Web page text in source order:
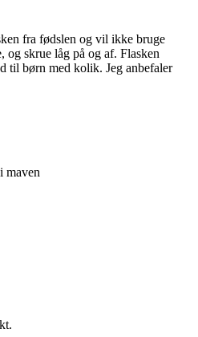
fra fødslen og vil ikke bruge
og skrue låg på og af. Flasken
til børn med kolik. Jeg anbefaler
maven